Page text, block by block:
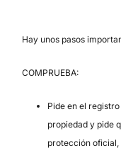
Hay unos pasos
COMPRUEBA:
Pide en el
propiedad y pide
protección